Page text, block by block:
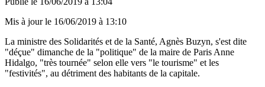
Mis à jour le 16/06/2019 à 13:10
La ministre des Solidarités et de la Santé, Agnès Buzyn, s'est dite
"déçue" dimanche de la "politique" de la maire de Paris Anne
Hidalgo, "très tournée" selon elle vers "le tourisme" et les
"festivités", au détriment des habitants de la capitale.